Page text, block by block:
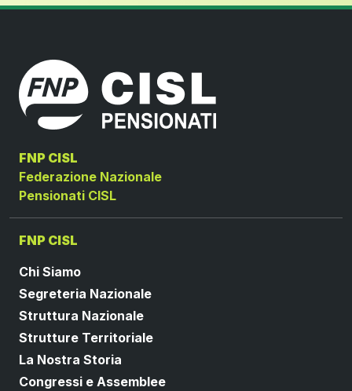
FNP CISL
Federazione Nazionale
Pensionati CISL
FNP CISL
Chi Siamo
Segreteria Nazionale
Struttura Nazionale
Strutture Territoriale
La Nostra Storia
Congressi e Assemblee